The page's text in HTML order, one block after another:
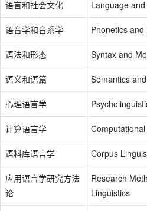
语言和社会文化 Language
语音学和音系学 Phonetics
语法和形态 Syntax and
语义和语篇 Semantics
心理语言学
计算语言学
语料库语言学 Corpus
应用语言学研究方法
论
Research
Linguistics